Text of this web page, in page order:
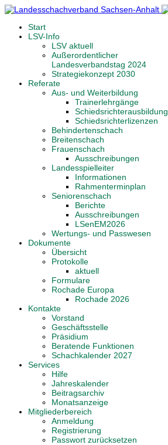
Start
LSV-Info
LSV aktuell
Außerordentlicher
Landesverbandstag 2024
Strategiekonzept 2030
Referate
Aus- und Weiterbildung
Trainerlehrgänge
Schiedsrichterausbildung
Schiedsrichterlizenzen
Behindertenschach
Breitenschach
Frauenschach
Ausschreibungen
Landesspielleiter
Informationen
Rahmenterminplan
Seniorenschach
Berichte
Ausschreibungen
LSenEM2026
Wertungs- und Passwesen
Dokumente
Übersicht
Protokolle
aktuell
Formulare
Rochade Europa
Rochade 2026
Kontakte
Vorstand
Geschäftsstelle
Präsidium
Beratende Funktionen
Schachkalender 2027
Services
Hilfe
Jahreskalender
Beitragsarchiv
Monatsanzeige
Mitgliederbereich
Anmeldung
Registrierung
Passwort zurücksetzen